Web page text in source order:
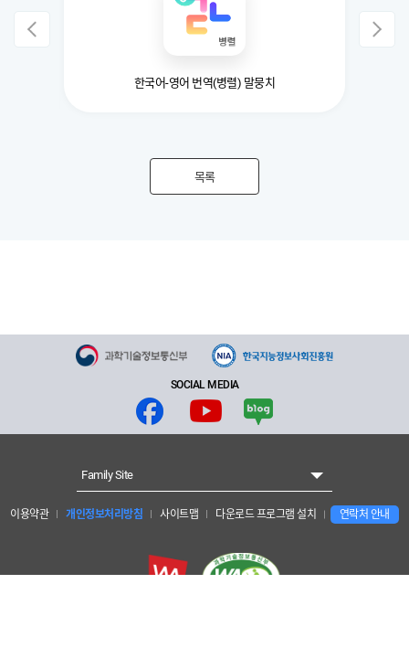
한국어-영어 번역(병렬) 말뭉치
목록
SOCIAL MEDIA
이용약관 개인정보처리방침 사이트맵 다운로드 프로그램 설치 연락처 안내
Family Site